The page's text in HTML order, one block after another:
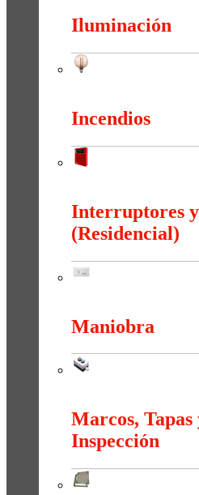
Iluminación
Incendios
Interruptores
(Residencial)
Maniobra
Marcos, Tapas
Inspección